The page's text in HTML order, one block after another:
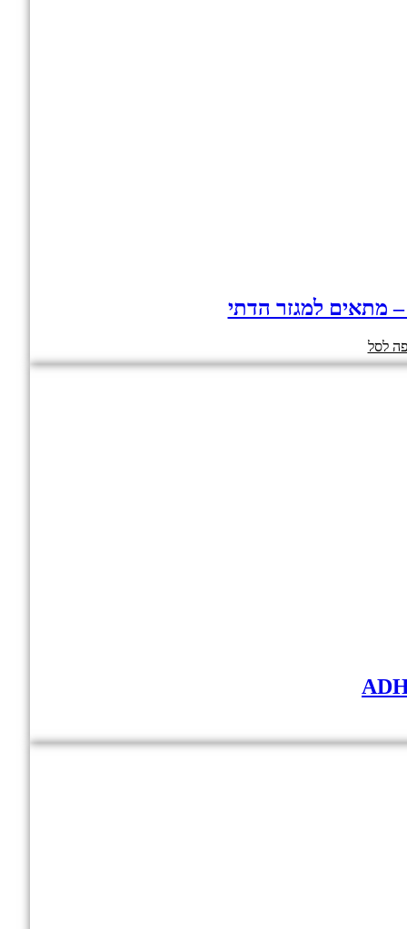
– מתאים למגזר הדתי
לסל